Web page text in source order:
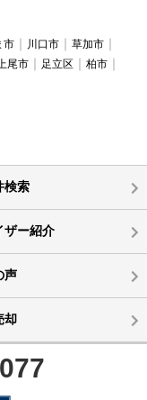
市 川口市
草加市
上尾市 足立区
柏市
検索
ザー紹介
声
却